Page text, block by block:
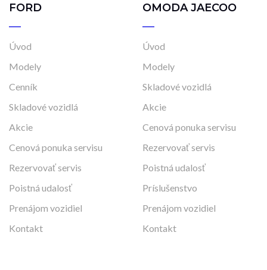
FORD
Úvod
Modely
Cenník
Skladové vozidlá
Akcie
Cenová ponuka servisu
Rezervovať servis
Poistná udalosť
Prenájom vozidiel
Kontakt
OMODA JAECOO
Úvod
Modely
Skladové vozidlá
Akcie
Cenová ponuka servisu
Rezervovať servis
Poistná udalosť
Príslušenstvo
Prenájom vozidiel
Kontakt